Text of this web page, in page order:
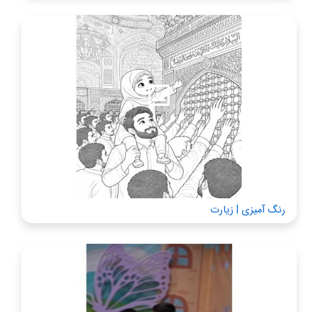
رنگ آمیزی | زیارت